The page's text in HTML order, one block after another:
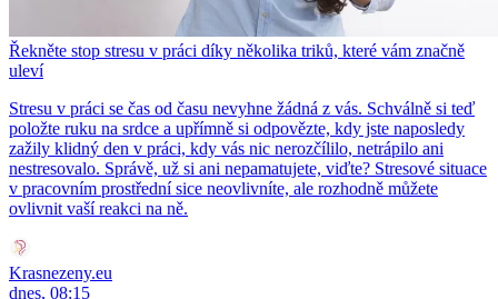
Řekněte stop stresu v práci díky několika triků, které vám značně
uleví
Stresu v práci se čas od času nevyhne žádná z vás. Schválně si teď
položte ruku na srdce a upřímně si odpovězte, kdy jste naposledy
zažily klidný den v práci, kdy vás nic nerozčílilo, netrápilo ani
nestresovalo. Správě, už si ani nepamatujete, viďte? Stresové situace
v pracovním prostřední sice neovlivníte, ale rozhodně můžete
ovlivnit vaší reakci na ně.
Krasnezeny.eu
dnes, 08:15